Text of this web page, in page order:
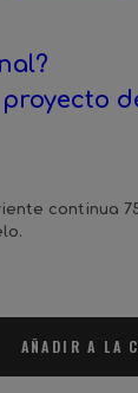
continua
AÑADIR A LA